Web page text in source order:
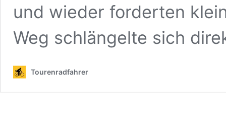
und wieder forderten
Weg schlängelte sich
Tourenradfahrer